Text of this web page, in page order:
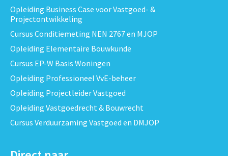
Opleiding Business Case voor Vastgoed- &
Projectontwikkeling
Cursus Conditiemeting NEN 2767 en MJOP
Opleiding Elementaire Bouwkunde
Cursus EP-W Basis Woningen
Opleiding Professioneel VvE-beheer
Opleiding Projectleider Vastgoed
Opleiding Vastgoedrecht & Bouwrecht
Cursus Verduurzaming Vastgoed en DMJOP